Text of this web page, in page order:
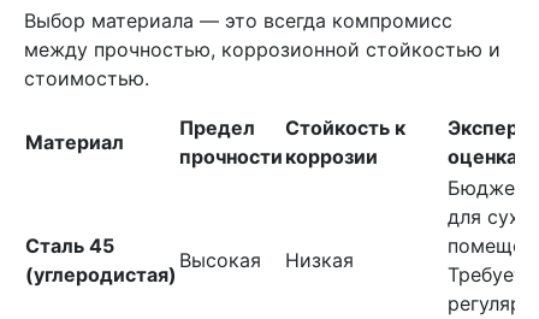
Выбор материала — это всегда компромисс
между прочностью, коррозионной стойкостью и
стоимостью.
Материал
Предел
прочности
Стойкость к
коррозии
оценка
Сталь 45
(углеродистая)
Высокая Низкая
для
Требует